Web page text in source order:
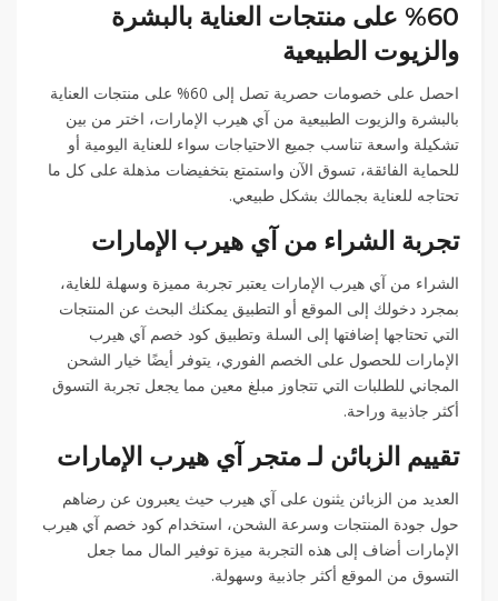
60% على منتجات العناية بالبشرة
والزيوت الطبيعية
احصل على خصومات حصرية تصل إلى 60% على منتجات العناية
بالبشرة والزيوت الطبيعية من آي هيرب الإمارات، اختر من بين
تشكيلة واسعة تناسب جميع الاحتياجات سواء للعناية اليومية أو
للحماية الفائقة، تسوق الآن واستمتع بتخفيضات مذهلة على كل ما
تحتاجه للعناية بجمالك بشكل طبيعي.
تجربة الشراء من آي هيرب الإمارات
الشراء من آي هيرب الإمارات يعتبر تجربة مميزة وسهلة للغاية،
بمجرد دخولك إلى الموقع أو التطبيق يمكنك البحث عن المنتجات
التي تحتاجها إضافتها إلى السلة وتطبيق كود خصم آي هيرب
الإمارات للحصول على الخصم الفوري، يتوفر أيضًا خيار الشحن
المجاني للطلبات التي تتجاوز مبلغ معين مما يجعل تجربة التسوق
أكثر جاذبية وراحة.
تقييم الزبائن لـ متجر آي هيرب الإمارات
العديد من الزبائن يثنون على آي هيرب حيث يعبرون عن رضاهم
حول جودة المنتجات وسرعة الشحن، استخدام كود خصم آي هيرب
الإمارات أضاف إلى هذه التجربة ميزة توفير المال مما جعل
التسوق من الموقع أكثر جاذبية وسهولة.